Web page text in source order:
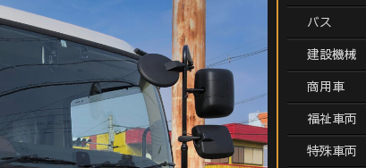
バス
建設機械
商用車
福祉車両
特殊車両